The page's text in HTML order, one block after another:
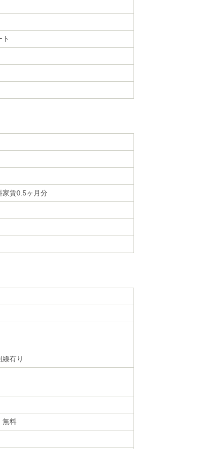
ト
家賃0.5ヶ月分
線有り
無料